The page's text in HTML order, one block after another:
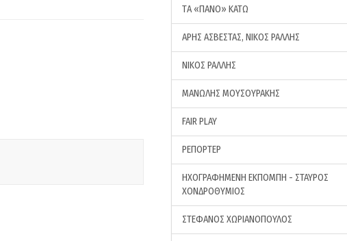
ΤA «ΠΑΝΟ» ΚΑΤΩ
ΑΡΗΣ ΑΣΒΕΣΤΑΣ, ΝΙΚΟΣ ΡΑΛΛΗΣ
ΝΙΚΟΣ ΡΑΛΛΗΣ
ΜΑΝΩΛΗΣ ΜΟΥΣΟΥΡΑΚΗΣ
FAIR PLAY
ΡΕΠΟΡΤΕΡ
ΗΧΟΓΡΑΦΗΜΕΝΗ ΕΚΠΟΜΠΗ - ΣΤΑΥΡΟΣ
ΧΟΝΔΡΟΘΥΜΙΟΣ
ΣΤΕΦΑΝΟΣ ΧΩΡΙΑΝΟΠΟΥΛΟΣ